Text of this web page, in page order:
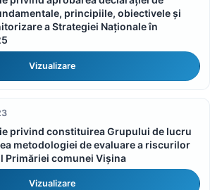
principiile, obiectivele și
a Strategiei Naționale în
Vizualizare
privind constituirea Grupului de lucru
metodologiei de evaluare a riscurilor
Primăriei comunei Vișina
Vizualizare